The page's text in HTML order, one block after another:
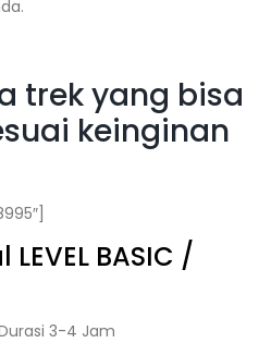
trek yang bisa
keinginan
LEVEL BASIC /
3-4 Jam